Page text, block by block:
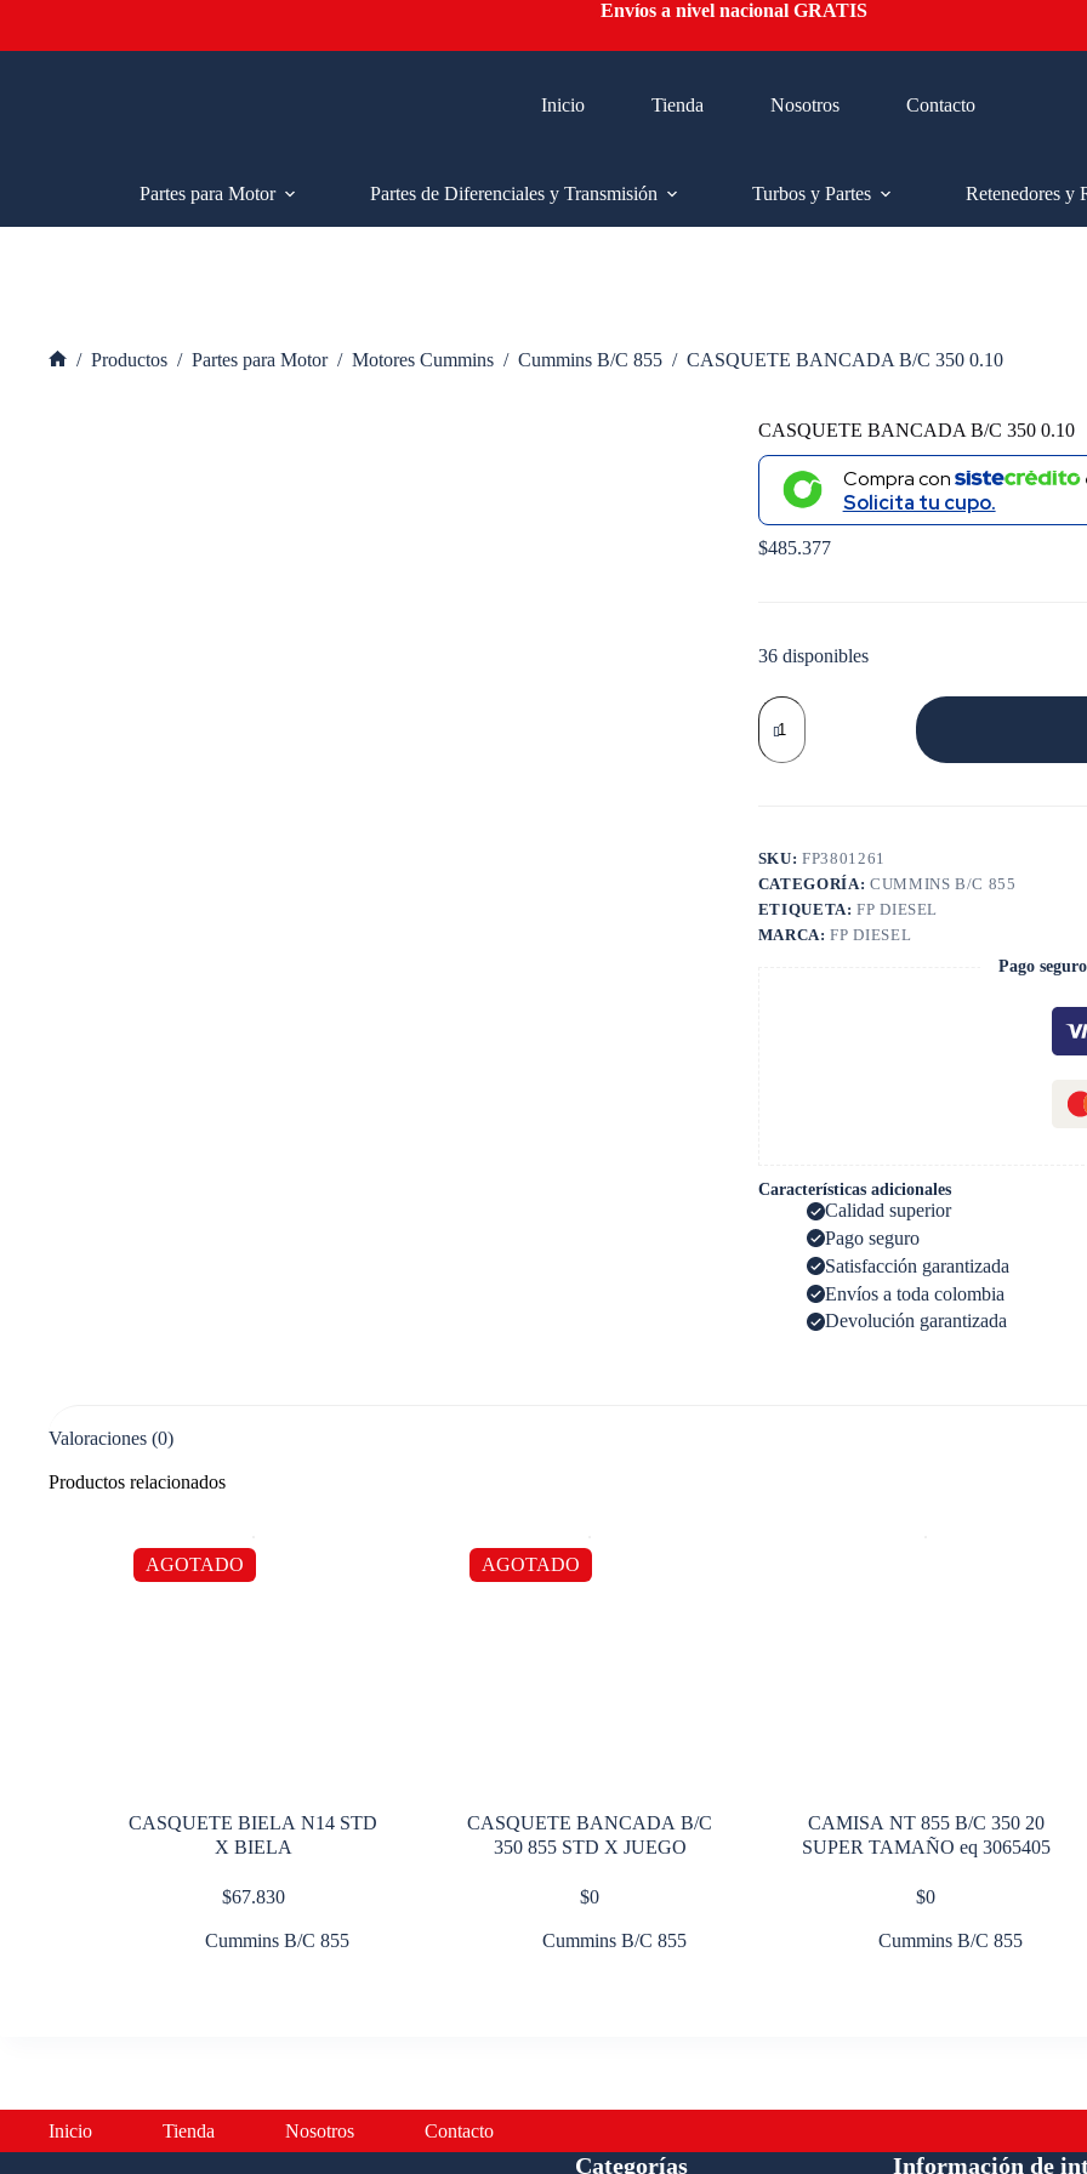
contenido
Envíos a nivel nacional GRATIS
Inicio Tienda Nosotros Contacto
Partes para Motor
Partes de Diferenciales y Transmisión Turbos y Partes Retenedores y
/ Productos / Partes para Motor / Motores Cummins / Cummins B/C 855 / CASQUETE BANCADA B/C 350 0.10
CASQUETE BANCADA B/C 350 0.10
Compra con
Solicita tu cupo.
$485.377
36 disponibles
CASQUETE
BANCADA
B/C
350
SKU:FP3801261
CATEGORÍA: CUMMINS B/C 855
ETIQUETA:FP DIESEL
MARCA:FP DIESEL
Pago
Características adicionales
Calidad superior
Pago seguro
Satisfacción garantizada
Envíos a toda colombia
Devolución garantizada
Valoraciones (0)
Productos relacionados
AGOTADO
CASQUETE BIELA N14 STD
X BIELA
$67.830
Cummins B/C 855
AGOTADO
CASQUETE BANCADA B/C
350 855 STD X JUEGO
$0
Cummins B/C 855
CAMISA NT 855 B/C 350 20
SUPER TAMAÑO eq 3065405
$0
Cummins B/C 855
Inicio Tienda Nosotros Contacto
Categorías Información de